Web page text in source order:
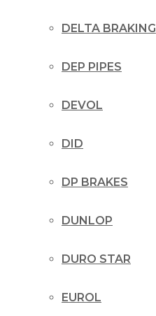
DELTA BRAKING
DEP PIPES
DEVOL
DID
DP BRAKES
DUNLOP
DURO STAR
EUROL